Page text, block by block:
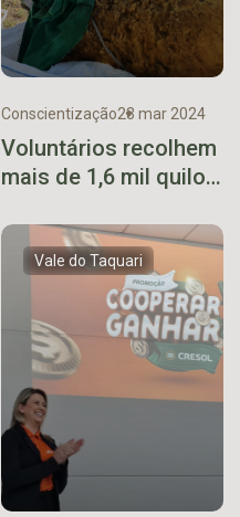
Conscientização23 mar 2024
Voluntários recolhem
mais de 1,6 mil quilos
Castelhano, em
Venâncio Aires
Vale do Taquari